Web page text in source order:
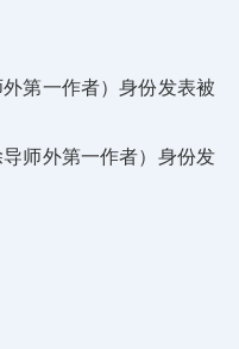
第一作者）身份发表被
师外第一作者）身份发